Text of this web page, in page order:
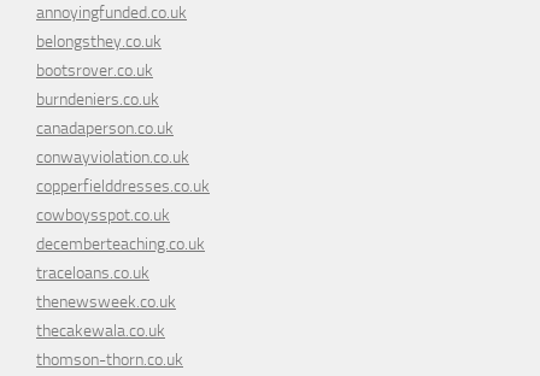
annoyingfunded.co.uk
belongsthey.co.uk
bootsrover.co.uk
burndeniers.co.uk
canadaperson.co.uk
conwayviolation.co.uk
copperfielddresses.co.uk
cowboysspot.co.uk
decemberteaching.co.uk
traceloans.co.uk
thenewsweek.co.uk
thecakewala.co.uk
thomson-thorn.co.uk